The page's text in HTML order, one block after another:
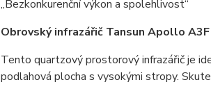
„Bezkonkurenční výkon a spolehlivost“
Obrovský infrazářič Tansun Apollo
Tento quartzový prostorový infrazářič je
podlahová plocha s vysokými stropy.